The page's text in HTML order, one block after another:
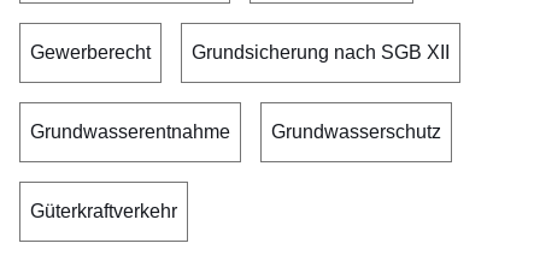
Gewerberecht Grundsicherung nach SGB XII
Grundwasserentnahme Grundwasserschutz
Güterkraftverkehr